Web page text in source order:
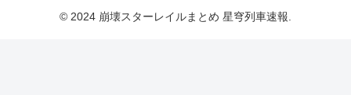
© 2024 崩壊スターレイルまとめ 星穹列車速報.